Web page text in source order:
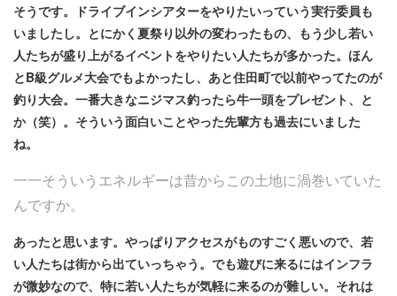
そうです。ドライブインシアターをやりたいっていう実行委員も
いましたし。とにかく夏祭り以外の変わったもの、もう少し若い
人たちが盛り上がるイベントをやりたい人たちが多かった。ほん
とB級グルメ大会でもよかったし、あと住田町で以前やってたのが
釣り大会。一番大きなニジマス釣ったら牛一頭をプレゼント、と
か（笑）。そういう面白いことやった先輩方も過去にいました
ね。
一一そういうエネルギーは昔からこの土地に渦巻いていた
んですか。
あったと思います。やっぱりアクセスがものすごく悪いので、若
い人たちは街から出ていっちゃう。でも遊びに来るにはインフラ
が微妙なので、特に若い人たちが気軽に来るのが難しい。それは